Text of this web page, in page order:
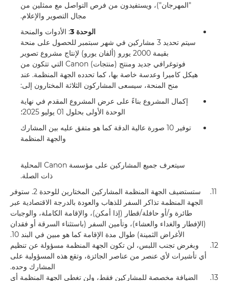
"المهرجان")، ويستفيدون من فرص التواصل مع ممثلين من
مجال التصوير والإعلام.
الوحدة 3
: الأدوات والمنحة
سيتم تحديد 3 مشاركين في شهر سبتمبر للحصول على منحة
بقيمة 2000 يورو (ألفان يورو) لإنتاج مشروع تصوير
فوتوغرافي جديد ومنتج (منتجات) Canon التي تتكون من
هيكل كاميرا وعدسة خاصة بها، كما تحدده الجهة المنظمة. عند
منح المنحة، سيسعى المشاركون الثلاثة المختارون إلى:
إكمال المشروع بناءً على عرض المشروع المقدم في نهاية
الوحدة الأولى بحلول 01 يوليو 2025؛
توفير 10 صورة عالية الدقة كما هو متفق عليه بين المشارك
والجهة المنظمة
سيتعرف جميع المشاركين على مؤسسة Canon المحلية
ذات الصلة.
11.
ستستضيف الجهة المنظمة المشاركين المختارين للوحدة 2. ستوفر
الجهة المنظمة تذاكر السفر للذهاب والعودة بالدرجة الاقتصادية عبر
طائرة و/أو حافلة/قطار (إذا أمكن)، والإقامة الكاملة، والوجبات
(الإفطار والغداء والعشاء)، وتأمين السفر (باستثناء السرقة أو فقدان
الأغراض الثمينة) طوال مدة الإقامة كما هو مبين في البند 10.
12.
وبغرض تجنب اللبس، لن تكون الجهة المنظمة مسؤولة عن تنظيم
أي تأشيرات لأي عنصر من عناصر الجائزة، وتقع هذه المسؤولية على
المشارك وحده.
13.
الضيافة مخصصة للمشاركين فقط، ولن تغطي الجهة المنظمة أي